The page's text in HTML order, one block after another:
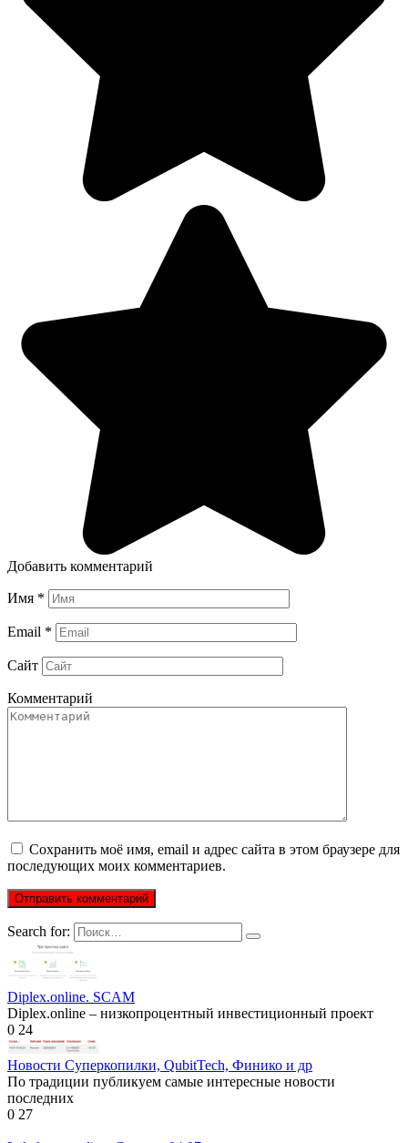
Добавить комментарий
Имя *
Email *
Сайт
Комментарий
Сохранить моё имя, email и адрес сайта в этом браузере для
последующих моих комментариев.
Search for:
Diplex.online. SCAM
Diplex.online – низкопроцентный инвестиционный проект
0 24
Новости Суперкопилки, QubitTech, Финико и др
По традиции публикуем самые интересные новости
последних
0 27